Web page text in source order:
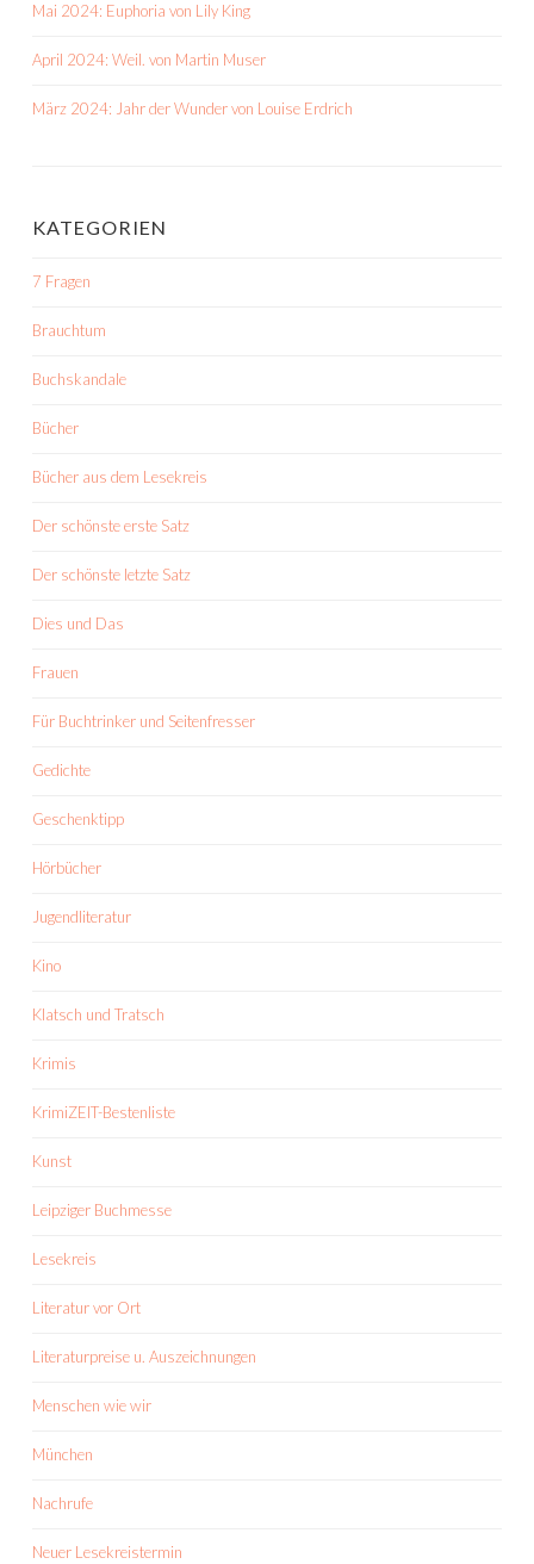
Mai 2024: Euphoria von Lily King
April 2024: Weil. von Martin Muser
März 2024: Jahr der Wunder von Louise Erdrich
KATEGORIEN
7 Fragen
Brauchtum
Buchskandale
Bücher
Bücher aus dem Lesekreis
Der schönste erste Satz
Der schönste letzte Satz
Dies und Das
Frauen
Für Buchtrinker und Seitenfresser
Gedichte
Geschenktipp
Hörbücher
Jugendliteratur
Kino
Klatsch und Tratsch
Krimis
KrimiZEIT-Bestenliste
Kunst
Leipziger Buchmesse
Lesekreis
Literatur vor Ort
Literaturpreise u. Auszeichnungen
Menschen wie wir
München
Nachrufe
Neuer Lesekreistermin